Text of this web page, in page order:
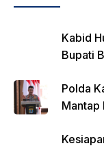
Kabid
Bupati
Polda